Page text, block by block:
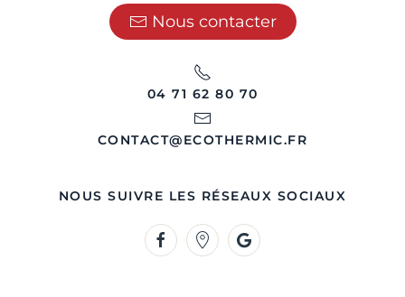
Nous contacter
04 71 62 80 70
CONTACT@ECOTHERMIC.FR
NOUS SUIVRE LES RÉSEAUX SOCIAUX